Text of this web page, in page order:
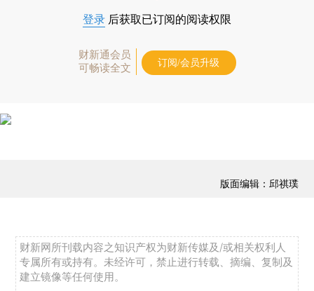
登录 后获取已订阅的阅读权限
财新通会员
可畅读全文
订阅/会员升级
版面编辑：邱祺璞
财新网所刊载内容之知识产权为财新传媒及/或相关权利人
专属所有或持有。未经许可，禁止进行转载、摘编、复制及
建立镜像等任何使用。